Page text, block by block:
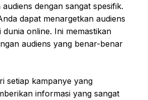
dengan sangat spesifik.
dapat menargetkan audiens
online. Ini memastikan
audiens yang benar-benar
setiap kampanye yang
informasi yang sangat